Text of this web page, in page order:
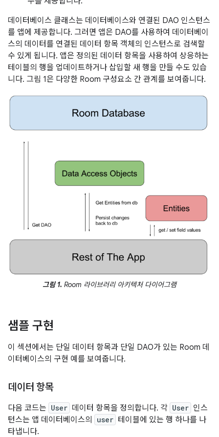
데이터베이스 클래스는 데이터베이스와 연결된 DAO 인스턴스
를 앱에 제공합니다. 그러면 앱은 DAO를 사용하여 데이터베이
스의 데이터를 연결된 데이터 항목 객체의 인스턴스로 검색할
수 있게 됩니다. 앱은 정의된 데이터 항목을 사용하여 상응하는
테이블의 행을 업데이트하거나 삽입할 새 행을 만들 수도 있습
니다. 그림 1은 다양한 Room 구성요소 간 관계를 보여줍니다.
그림 1. Room 라이브러리 아키텍처 다이어그램
샘플 구현
이 섹션에서는 단일 데이터 항목과 단일 DAO가 있는 Room 데
이터베이스의 구현 예를 보여줍니다.
데이터 항목
다음 코드는 User 데이터 항목을 정의합니다. 각 User 인스
턴스는 앱 데이터베이스의
user 테이블에 있는 행 하나를 나
타냅니다.